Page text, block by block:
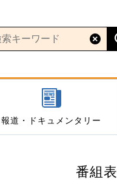
報道・ドキュメンタリー
番組表